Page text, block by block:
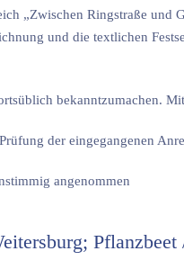
„Zwischen Ringstraße und
und die textlichen
bekanntzumachen.
der eingegangenen
angenommen